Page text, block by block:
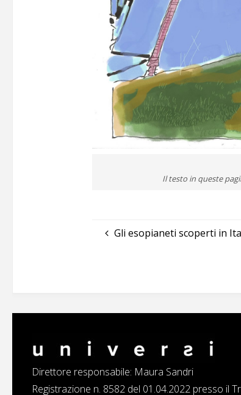
Il testo in queste
Gli esopianeti scoperti in
Direttore responsabile: Maura Sandri
Registrazione n. 8582 del 01.04.2022 presso il